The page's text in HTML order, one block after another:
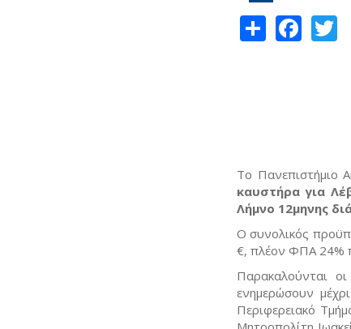
Share
Το Πανεπιστήμιο
καυστήρα για
Λήμνο 12μηνης
Ο συνολικός
€, πλέον ΦΠΑ 24%
Παρακαλούνται
ενημερώσουν
Περιφερειακό